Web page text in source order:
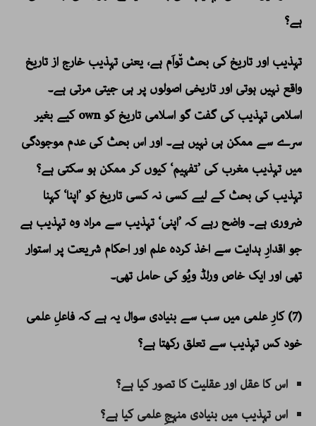
ہے؟
تہذیب اور تاریخ کی بحث ت٘واَم ہے، یعنی تہذیب خارج از تاریخ
واقع نہیں ہوتی اور تاریخی اصولوں پر ہی جیتی مرتی ہے۔
اسلامی تہذیب کی گفت گو اسلامی تاریخ کو own کیے بغیر
سرے سے ممکن ہی نہیں ہے۔ اور اس بحث کی عدم موجودگی
میں تہذیب مغرب کی ’تفہیم‘ کیوں کر ممکن ہو سکتی ہے؟
تہذیب کی بحث کے لیے کسی نہ کسی تاریخ کو ’اپنا‘ کہنا
ضروری ہے۔ واضح رہے کہ ’اپنی‘ تہذیب سے مراد وہ تہذیب ہے
جو اقدارِ ہدایت سے اخذ کردہ علم اور احکام شریعت پر استوار
تھی اور ایک خاص ورلڈ ویُو کی حامل تھی۔
(7) کارِ علمی میں سب سے بنیادی سوال یہ ہے کہ فاعلِ علمی
خود کس تہذیب سے تعلق رکھتا ہے؟
اس کا عقل اور عقلیت کا تصور کیا ہے؟
اس تہذیب میں بنیادی منہجِ علمی کیا ہے؟